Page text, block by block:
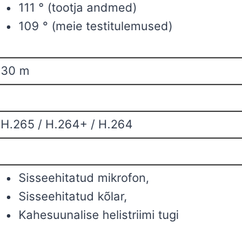
111 ° (tootja andmed)
109 ° (meie testitulemused)
30 m
H.265 / H.264+ / H.264
Sisseehitatud mikrofon,
Sisseehitatud kõlar,
Kahesuunalise helistriimi tugi